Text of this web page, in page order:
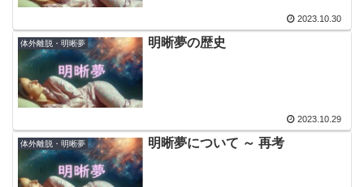
2023.10.30
体外離脱・明晰夢 明晰夢の歴史
2023.10.29
体外離脱・明晰夢 明晰夢について ～ 再考